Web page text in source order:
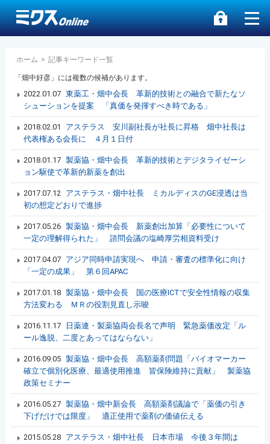
ホーム > 記事キーワード一覧
「畑中好彦」には複数の候補があります。
2022.01.07 東薬工・畑中会長 革新的技術との融合で新たなソ
シューションを提案 「真価を発揮すべき時である」
2018.02.01
アステラス 安川副社長が社長に昇格 畑中社長は
代表権ある会長に ４月１日付
2018.01.17 製薬協・畑中会長 革新的技術とデジタライゼーシ
ョン駆使で革新的新薬を創出
2017.07.12
アステラス・畑中社長 ミカルディスのGE浸透は当
初の想定どおりで進捗
2017.05.26 製薬協・畑中会長 新薬創出加算「必要性について
一定の理解得られた」 諮問会議の塩崎厚労相資料受け
2017.04.07
アジア同時申請実現へ 申請・審査の標準化に向け
「一定の成果」 第６回APAC
2017.01.18 製薬協・畑中会長 国の医療ICTで安全性情報の収集
方法変わる ＭＲの役割見直し示唆
2016.11.17
日薬連・製薬協両会長名で声明 緊急薬価改定「ル
ール逸脱、二度とあってはならない」
2016.09.05 製薬協・畑中会長 高額薬剤問題「バイオマーカー
確立で個別化医療、最適使用推進 皆保険維持に貢献」 製薬協
政策セミナー
2016.05.27 製薬協・畑中新会長 高額薬剤議論で「薬価の引き
下げだけでは限度」 適正使用で薬剤の価値伝える
2015.05.28
アステラス・畑中社長 日本市場 今後３年間は